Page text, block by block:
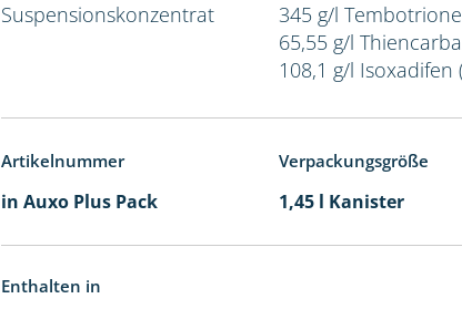
Suspensionskonzentrat
345 g/l Tembotrione
65,55 g/l
108,1 g/l Isoxadifen
Artikelnummer Verpackungsgröße
in Auxo Plus Pack 1,45 l Kanister
Enthalten in